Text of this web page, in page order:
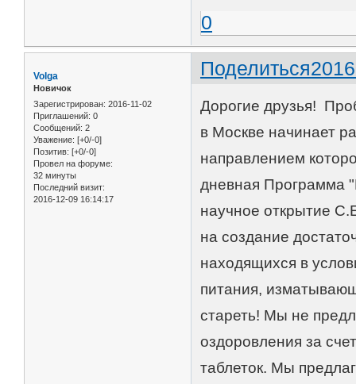
0
Поделиться
Volga
Новичок
Зарегистрирован: 2016-11-02
Приглашений: 0
Сообщений: 2
Уважение: [+0/-0]
Позитив: [+0/-0]
Провел на форуме:
32 минуты
Последний визит:
2016-12-09 16:14:17
Дорогие друзья!
в Москве начинает
направлением
дневная Программа
научное открытие
на создание
находящихся в
питания,
стареть! Мы не
оздоровления за
таблеток. Мы